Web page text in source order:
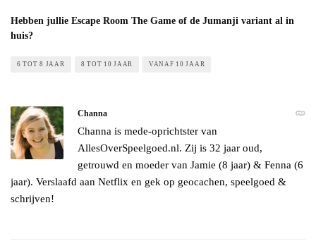
Hebben jullie Escape Room The Game of de Jumanji variant al in
huis?
6 TOT 8 JAAR 8 TOT 10 JAAR VANAF 10 JAAR
Channa
Channa is mede-oprichtster van
AllesOverSpeelgoed.nl. Zij is 32 jaar oud,
getrouwd en moeder van Jamie (8 jaar) & Fenna (6
jaar). Verslaafd aan Netflix en gek op geocachen, speelgoed &
schrijven!